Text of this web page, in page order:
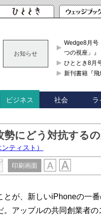
お知らせ
Wedge8月号
つの視座」』
ひととき8月
新刊書籍『飛
ビジネス 社会 ラ
にどう対抗するの
ティスト）
印刷画面
が、新しいiPhoneの一番
。アップルの共同創業者